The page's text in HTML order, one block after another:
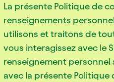
La présente Politique de
renseignements
utilisons et traitons de
vous interagissez avec le
renseignement
avec la présente